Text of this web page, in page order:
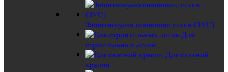
Защитно-улавливающие сетки (ЗУС)
Для
строительных лесов
Для скатной
крыши